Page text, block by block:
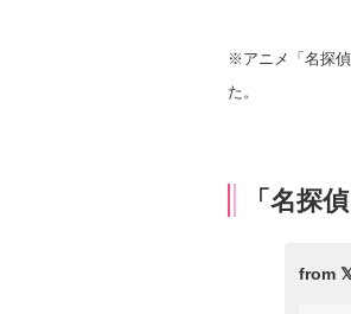
※アニメ「名探
た。
「名探